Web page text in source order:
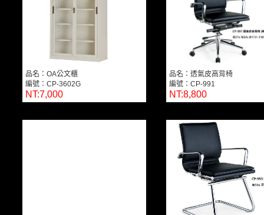
品名：OA公文櫃
編號：CP-3602G
NT:7,000
品名：透氣皮高背椅
編號：CP-991
NT:8,800